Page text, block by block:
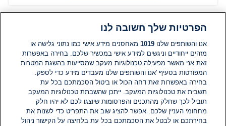
תגובות
אין עדיין תגובות. היה הראשון להגיב
הוסף תגובה
הפרטיות שלך חשובה לנו
אנו והשותפים שלנו1019 מאחסנים מידע אישי כמו נתוני גלישה או
מזהים ייחודיים וניגשים למידע אישי במכשיר שלכם. בחירה באפשרות
זאת אני מאשר מפעילה טכנולוגיות מעקב שמסייעות בהשגת המטרות
המפורטות בסעיף 'אנו והשותפים שלנו מעבדים מידע כדי לספק.
בחירה באפשרות זאת דחה הכול או ביטול הסכמתכם בכל עת
תשבית את טכנולוגיות המעקב. ייתכן שהשבתת טכנולוגיות המעקב
תוביל לכך שחלק מהתכנים והפרסומות שיוצגו לכם לא יהיו חלק
מחחומי העניין שלכם. אפשר להציג שוב את התפריט כדי לשנות את
בחירתכם או לבטל את הסכמתכם בכל עת בלחיצה על הקישור ניהול